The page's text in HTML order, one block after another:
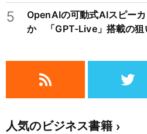
5
OpenAIの可動式AIスピー
か 「GPT-Live」搭載の狙
人気のビジネス書籍